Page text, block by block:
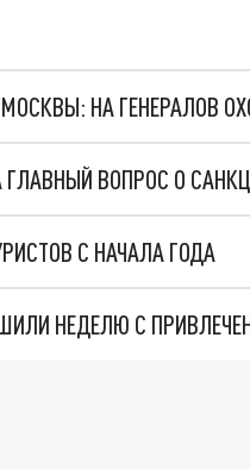
НА ГЕНЕРАЛОВ
ВОПРОС О
С НАЧАЛА ГОДА